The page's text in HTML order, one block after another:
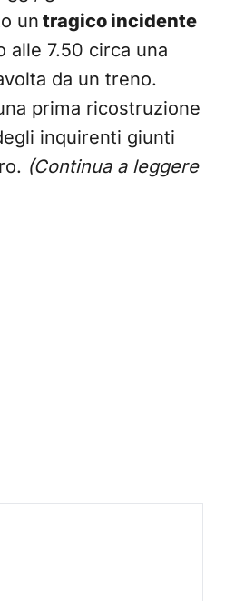
un tragico incidente
alle 7.50 circa una
da un treno.
prima ricostruzione
inquirenti giunti
(Continua a leggere